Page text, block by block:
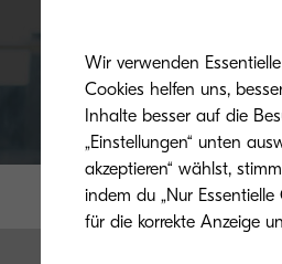
Wir verwenden
Cookies helfen uns,
Inhalte besser auf die
„Einstellungen“ unten
akzeptieren“ wählst,
indem du „Nur